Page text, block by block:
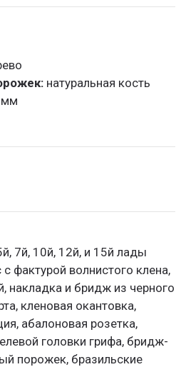
натуральная кость
мм
7й, 10й, 12й, и 15й лады
с фактурой волнистого клена,
накладка и бридж из черного
кленовая окантовка,
абалоновая розетка,
головки грифа, бридж-
порожек, бразильские